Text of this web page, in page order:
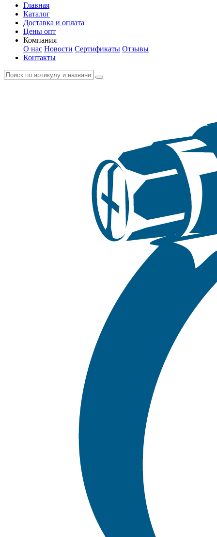
Главная
Каталог
Доставка и оплата
Цены опт
Компания
О нас Новости Сертификаты Отзывы
Контакты